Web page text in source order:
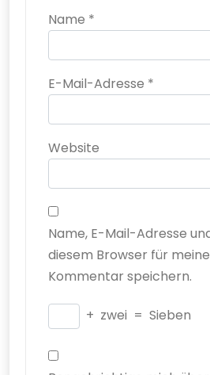
Name *
E-Mail-Adresse *
Website
Name, E-Mail-Adresse
diesem Browser für
Kommentar speichern.
+ zwei = Sieben